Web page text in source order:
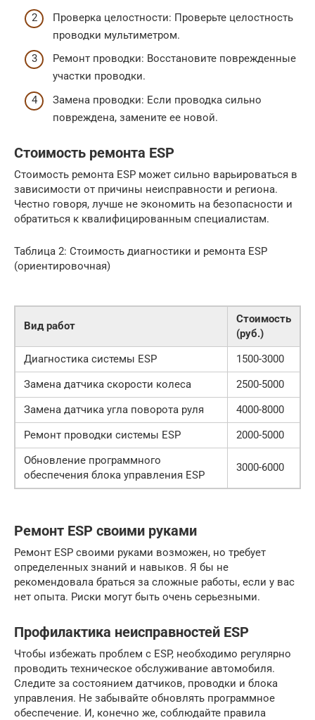
Проверка целостности: Проверьте целостность
проводки мультиметром.
Ремонт проводки: Восстановите поврежденные
участки проводки.
Замена проводки: Если проводка сильно
повреждена, замените ее новой.
Стоимость ремонта ESP
Стоимость ремонта ESP может сильно варьироваться в
зависимости от причины неисправности и региона.
Честно говоря, лучше не экономить на безопасности и
обратиться к квалифицированным специалистам.
Таблица 2: Стоимость диагностики и ремонта ESP
(ориентировочная)
Вид работ
Стоимость
(руб.)
Диагностика системы ESP
1500-3000
Замена датчика скорости колеса
2500-5000
Замена датчика угла поворота руля
4000-8000
Ремонт проводки системы ESP
2000-5000
Обновление программного
обеспечения блока управления ESP
3000-6000
Ремонт ESP своими руками
Ремонт ESP своими руками возможен, но требует
определенных знаний и навыков. Я бы не
рекомендовала браться за сложные работы, если у вас
нет опыта. Риски могут быть очень серьезными.
Профилактика неисправностей ESP
Чтобы избежать проблем с ESP, необходимо регулярно
проводить техническое обслуживание автомобиля.
Следите за состоянием датчиков, проводки и блока
управления. Не забывайте обновлять программное
обеспечение. И, конечно же, соблюдайте правила